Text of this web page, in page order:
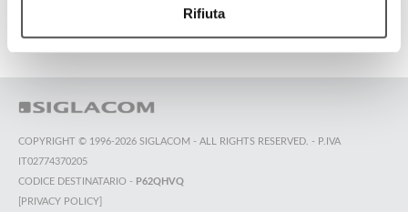
Rifiuta
COPYRIGHT © 1996-2026 SIGLACOM - ALL RIGHTS RESERVED. - P.IVA
IT02774370205
CODICE DESTINATARIO - P62QHVQ
[PRIVACY POLICY]